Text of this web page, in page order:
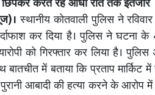
छिपकर करते रहे आधी रात तक इंतजार
स्थानीय कोतवाली पुलिस ने
कर दिया है। पुलिस ने घटना
को गिरफ्तार कर लिया है। पुलिस
में बताया कि प्रताप मार्किट
पुरानी आबादी की हत्या करने के